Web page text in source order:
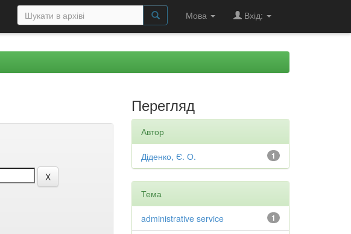
Мова Вхід:
Перегляд
Автор
1
Діденко, Є. О.
Тема
1
administrative service